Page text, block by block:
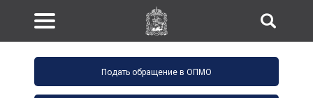
Подать обращение в ОПМО